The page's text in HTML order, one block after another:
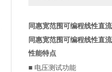
同惠宽范围可编程线性直
同惠宽范围可编程线性直
性能特点
■ 电压测试功能